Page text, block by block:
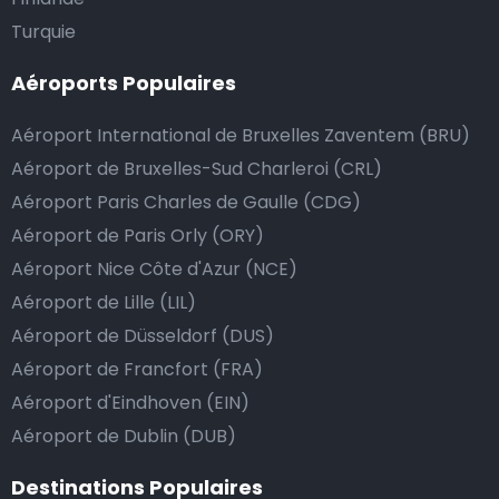
passe de la manière la plus sûre, confortable et
rapide possible. Si notre service répond ou même
dépasse vos attentes, vous avez bien sûr la possibilité
de donner un pourboire.
La manière la plus simple pour ce faire est d’arrondir
le prix de la course au montant supérieur, ou de dire
au chauffeur de ne pas rendre la monnaie après lui
avoir donné un billet plus élevé que le prix de la
course.
Turquie
Aéroports Populaires
Aéroport International de Bruxelles Zaventem (BRU)
Aéroport de Bruxelles-Sud Charleroi (CRL)
Aéroport Paris Charles de Gaulle (CDG)
Aéroport de Paris Orly (ORY)
Aéroport Nice Côte d'Azur (NCE)
Aéroport de Lille (LIL)
Aéroport de Düsseldorf (DUS)
Aéroport de Francfort (FRA)
Aéroport d'Eindhoven (EIN)
Aéroport de Dublin (DUB)
Destinations Populaires